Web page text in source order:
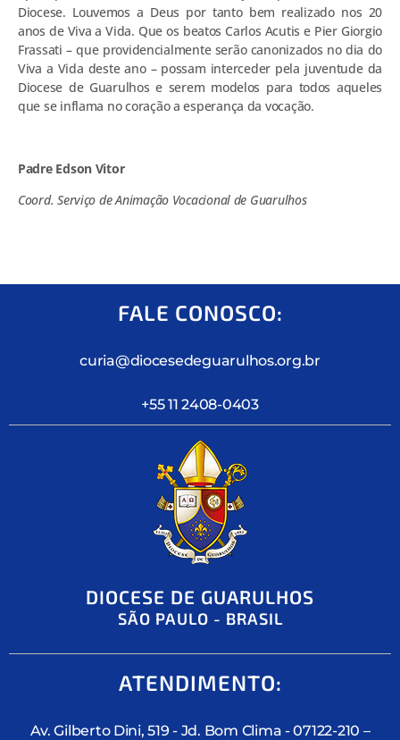
Diocese. Louvemos a Deus por tanto bem realizado nos 20
anos de Viva a Vida. Que os beatos Carlos Acutis e Pier Giorgio
Frassati – que providencialmente serão canonizados no dia do
Viva a Vida deste ano – possam interceder pela juventude da
Diocese de Guarulhos e serem modelos para todos aqueles
que se inflama no coração a esperança da vocação.
Padre Edson Vitor
Coord. Serviço de Animação Vocacional de Guarulhos
FALE CONOSCO:
curia@diocesedeguarulhos.org.br
+55 11 2408-0403
DIOCESE DE GUARULHOS
SÃO PAULO - BRASIL
ATENDIMENTO:
Av. Gilberto Dini, 519 - Jd. Bom Clima - 07122-210 –